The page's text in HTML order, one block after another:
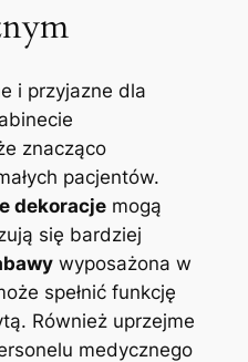
i przyjazne dla
znacząco
pacjentów.
dekoracjemogą
się bardziej
wyposażona w
spełnić funkcję
Również uprzejme
medycznego